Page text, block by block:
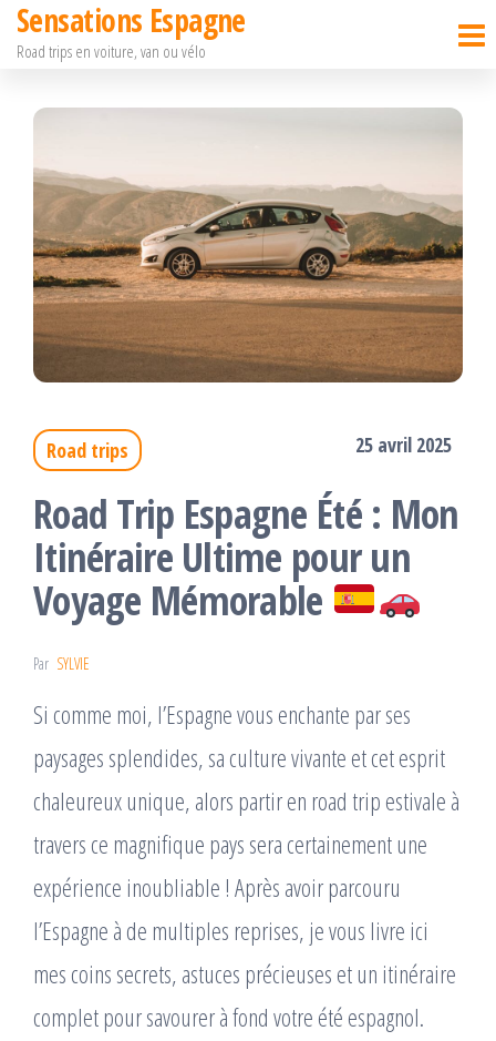
Passer
contenu
Sensations Espagne
Road trips en voiture, van ou vélo
Road trips 25 avril 2025
Road Trip Espagne Été : Mon
Itinéraire Ultime pour un
Voyage Mémorable
Par SYLVIE
Si comme moi, l’Espagne vous enchante par ses
paysages splendides, sa culture vivante et cet esprit
chaleureux unique, alors partir en road trip estivale à
travers ce magnifique pays sera certainement une
expérience inoubliable ! Après avoir parcouru
l’Espagne à de multiples reprises, je vous livre ici
mes coins secrets, astuces précieuses et un itinéraire
complet pour savourer à fond votre été espagnol.